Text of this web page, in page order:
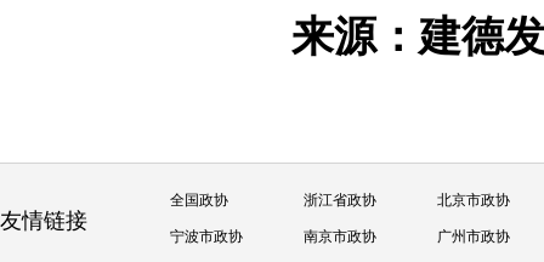
来源：建
友情链接
全国政协 浙江省政协 北京市政协
宁波市政协 南京市政协 广州市政协